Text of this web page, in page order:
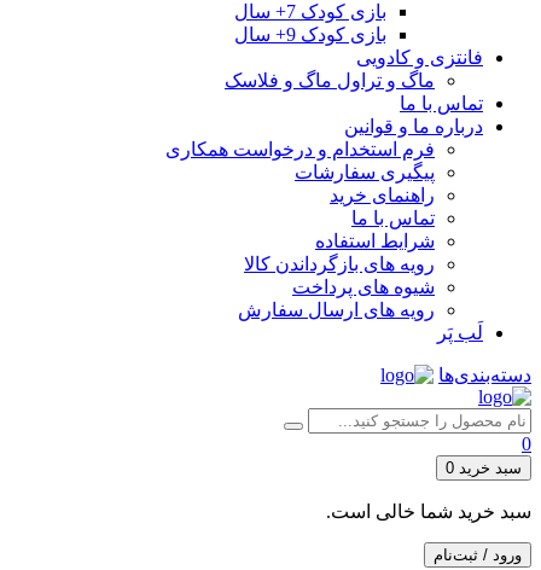
بازی کودک 7+ سال
بازی کودک 9+ سال
فانتزی و کادویی
ماگ و تراول ماگ و فلاسک
تماس با ما
درباره ما و قوانین
فرم استخدام و درخواست همکاری
پیگیری سفارشات
راهنمای خرید
تماس با ما
شرایط استفاده
رویه های بازگرداندن کالا
شیوه های پرداخت
رویه های ارسال سفارش
لَب پَر
دسته‌بندی‌ها
0
سبد خرید 0
سبد خرید شما خالی است.
ورود / ثبت‌نام